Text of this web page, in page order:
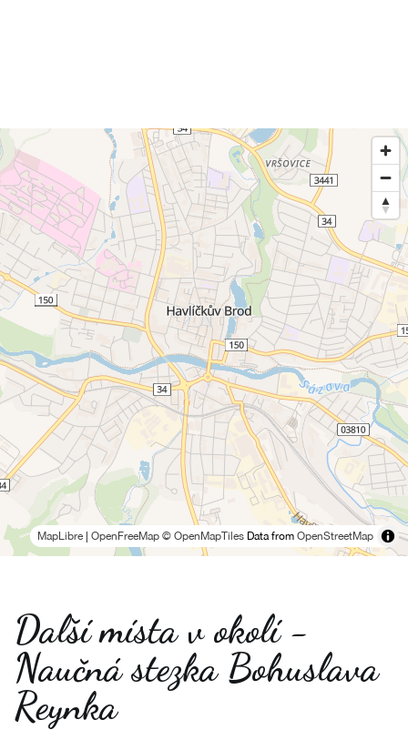
MapLibre OpenFreeMap © OpenMapTiles Data from OpenStreetMap
Další místa v okolí -
Naučná stezka Bohuslava
Reynka